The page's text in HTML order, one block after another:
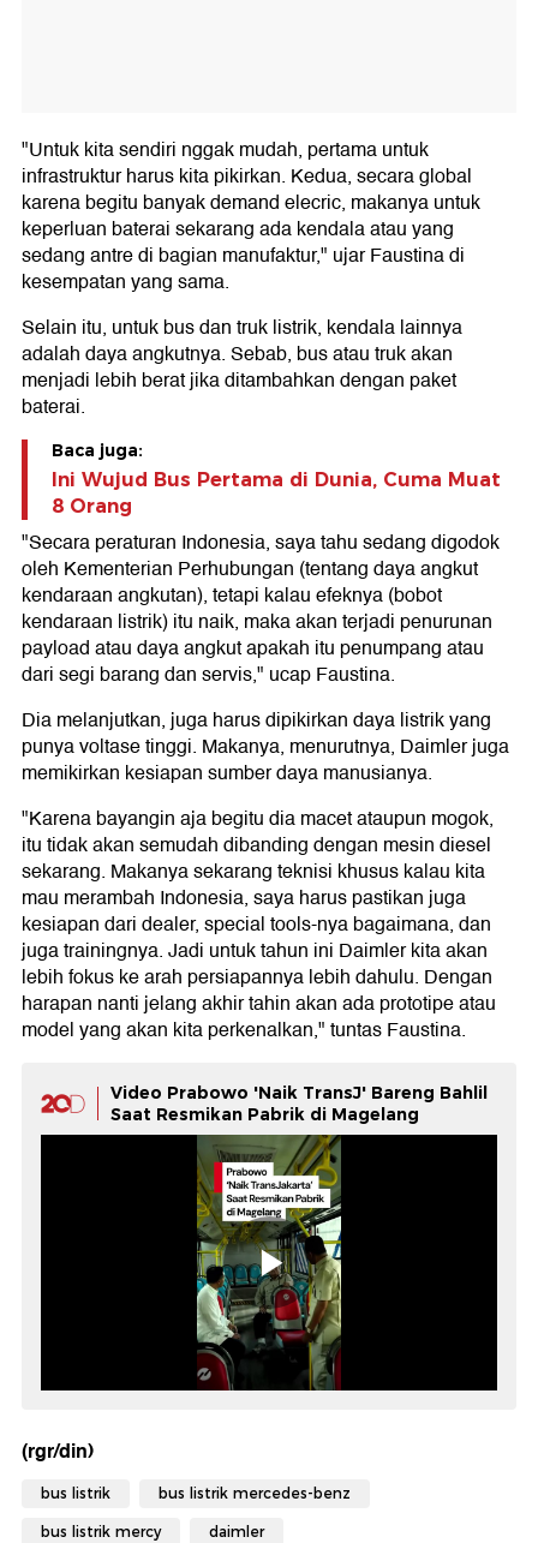
"Untuk kita sendiri nggak mudah, pertama untuk
infrastruktur harus kita pikirkan. Kedua, secara global
karena begitu banyak demand elecric, makanya untuk
keperluan baterai sekarang ada kendala atau yang
sedang antre di bagian manufaktur," ujar Faustina di
kesempatan yang sama.
Selain itu, untuk bus dan truk listrik, kendala lainnya
adalah daya angkutnya. Sebab, bus atau truk akan
menjadi lebih berat jika ditambahkan dengan paket
baterai.
Baca juga:
Ini Wujud Bus Pertama di Dunia, Cuma Muat
8 Orang
"Secara peraturan Indonesia, saya tahu sedang digodok
oleh Kementerian Perhubungan (tentang daya angkut
kendaraan angkutan), tetapi kalau efeknya (bobot
kendaraan listrik) itu naik, maka akan terjadi penurunan
payload atau daya angkut apakah itu penumpang atau
dari segi barang dan servis," ucap Faustina.
Dia melanjutkan, juga harus dipikirkan daya listrik yang
punya voltase tinggi. Makanya, menurutnya, Daimler juga
memikirkan kesiapan sumber daya manusianya.
"Karena bayangin aja begitu dia macet ataupun mogok,
itu tidak akan semudah dibanding dengan mesin diesel
sekarang. Makanya sekarang teknisi khusus kalau kita
mau merambah Indonesia, saya harus pastikan juga
kesiapan dari dealer, special tools-nya bagaimana, dan
juga trainingnya. Jadi untuk tahun ini Daimler kita akan
lebih fokus ke arah persiapannya lebih dahulu. Dengan
harapan nanti jelang akhir tahin akan ada prototipe atau
model yang akan kita perkenalkan," tuntas Faustina.
Video Prabowo 'Naik TransJ' Bareng Bahlil
Saat Resmikan Pabrik di Magelang
(rgr/din)
bus listrik bus listrik mercedes-benz
bus listrik mercy daimler